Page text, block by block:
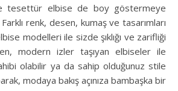
tesettür elbise de boy göstermeye
renk, desen, kumaş ve tasarımları
modelleri ile sizde şıklığı ve zarifliği
modern izler taşıyan elbiseler ile
olabilir ya da sahip olduğunuz stile
modaya bakış açınıza bambaşka bir